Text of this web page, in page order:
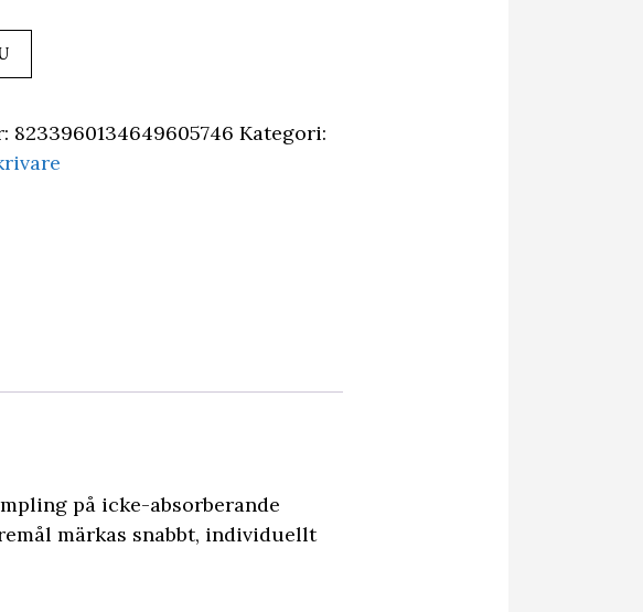
8233960134649605746 Kategori:
på icke-absorberande
märkas snabbt, individuellt